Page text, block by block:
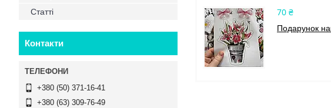
70 ₴
Подарунок
Статті
Контакти
+380 (50) 371-16-41
+380 (63) 309-76-49